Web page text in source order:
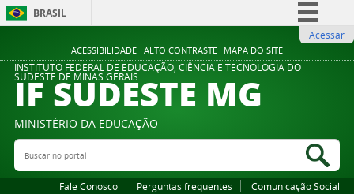
ACESSIBILIDADE ALTO CONTRASTE MAPA DO SITE
BRASIL
Comunica BR
Participe
Legislação
Acessar
INSTITUTO FEDERAL DE EDUCAÇÃO, CIÊNCIA E TECNOLOGIA DO
SUDESTE DE MINAS GERAIS
IF SUDESTE MG
MINISTÉRIO DA EDUCAÇÃO
Buscar no portal
Fale Conosco Perguntas frequentes Comunicação Social